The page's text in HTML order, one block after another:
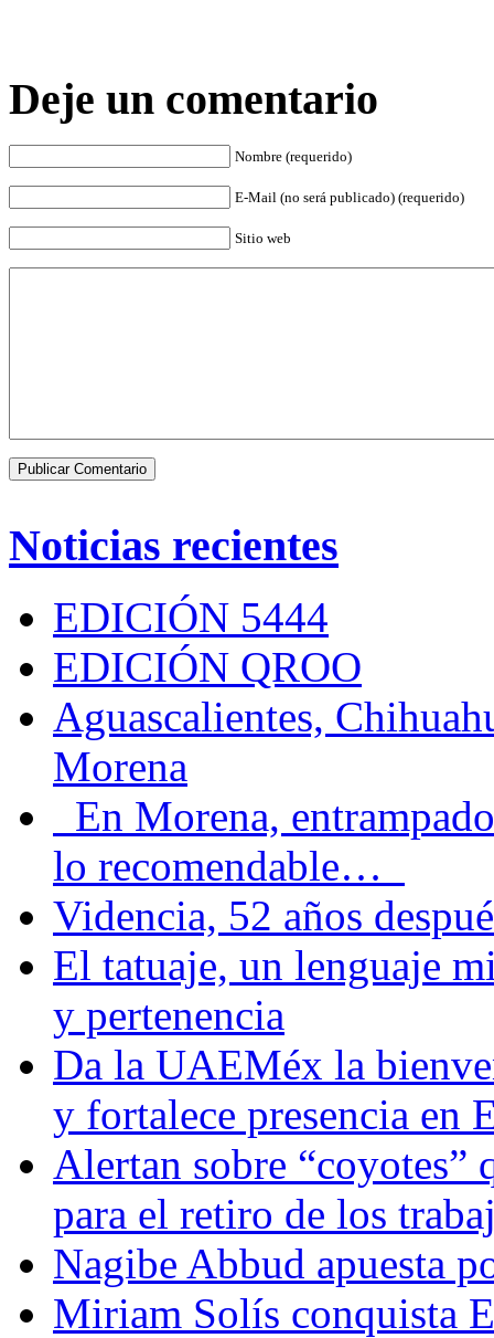
Deje un comentario
Nombre (requerido)
E-Mail (no será publicado) (requerido)
Sitio web
Noticias recientes
EDICIÓN 5444
EDICIÓN QROO
Aguascalientes,
Morena
En Morena,
lo recomendable…
Videncia, 52 años
El tatuaje, un lenguaje
y pertenencia
Da la UAEMéx la
y fortalece presencia en
Alertan sobre “coyotes”
para el retiro de los
Nagibe Abbud apuesta
Miriam Solís conquista